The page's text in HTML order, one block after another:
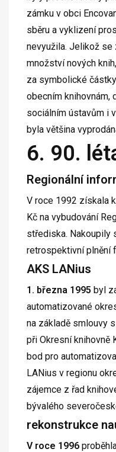
zámku v obci
sběru a vyklizení
nevyužila. Jelikož se
množství nových
za symbolické
obecním knihovnám,
sociálním ústavům i
byla většina
6. 90.
Regionální
V roce 1992 získala
Kč na vybudování
střediska. Nakoupily
retrospektivní plnění
AKS LANius
1. března 1995 byl
automatizované
na základě smlouvy
při Okresní knihovně
bod pro
LANius v regionu
zájemce z řad
bývalého
rekonstrukce
V roce 1996